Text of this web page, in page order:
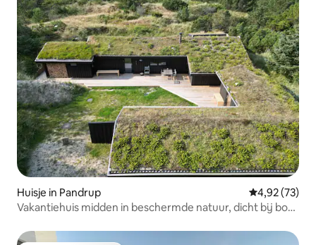
Huisje in Pandrup Gemiddelde
4,92 (73)
Vakantiehuis midden in beschermde natuur, dicht bij bos